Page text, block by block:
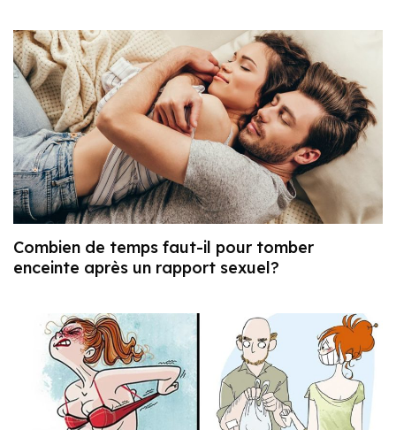
Combien de temps faut-il pour tomber
enceinte après un rapport sexuel?